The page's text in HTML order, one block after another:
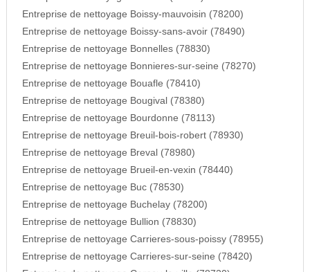
Entreprise de nettoyage Boissy-mauvoisin (78200)
Entreprise de nettoyage Boissy-sans-avoir (78490)
Entreprise de nettoyage Bonnelles (78830)
Entreprise de nettoyage Bonnieres-sur-seine (78270)
Entreprise de nettoyage Bouafle (78410)
Entreprise de nettoyage Bougival (78380)
Entreprise de nettoyage Bourdonne (78113)
Entreprise de nettoyage Breuil-bois-robert (78930)
Entreprise de nettoyage Breval (78980)
Entreprise de nettoyage Brueil-en-vexin (78440)
Entreprise de nettoyage Buc (78530)
Entreprise de nettoyage Buchelay (78200)
Entreprise de nettoyage Bullion (78830)
Entreprise de nettoyage Carrieres-sous-poissy (78955)
Entreprise de nettoyage Carrieres-sur-seine (78420)